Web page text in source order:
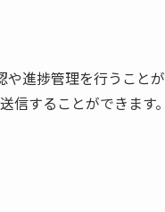
進捗管理を行うこと
信することができます。